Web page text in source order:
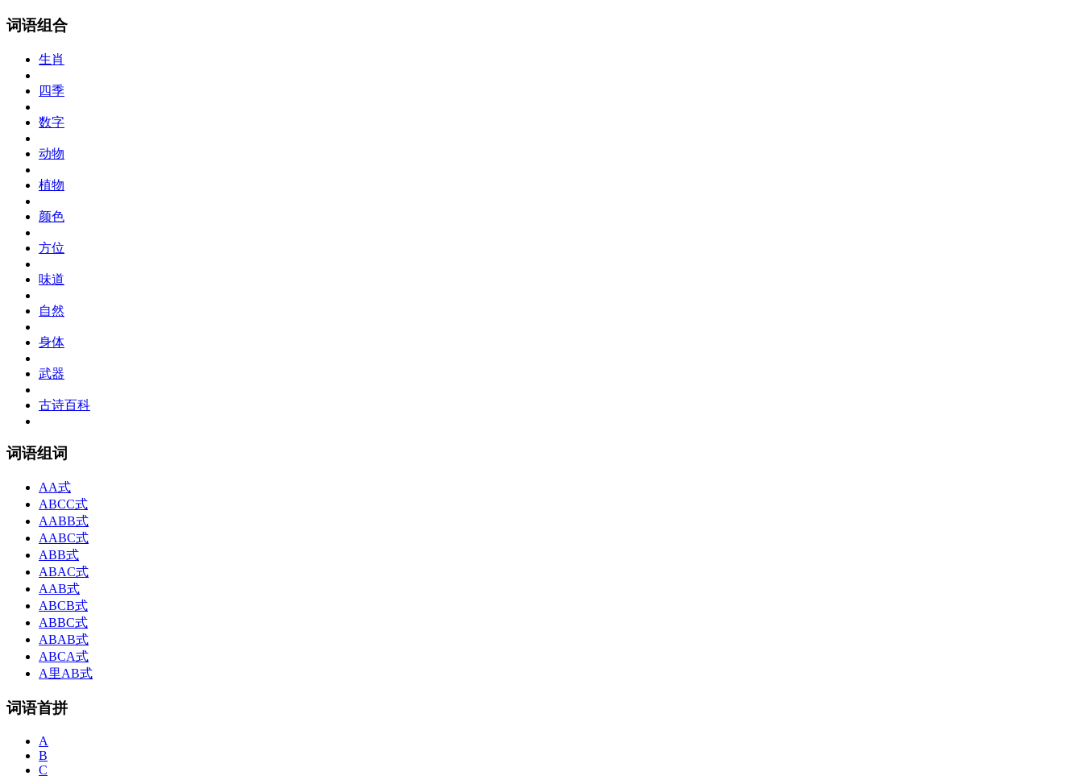
词语组合
生肖
四季
数字
动物
植物
颜色
方位
味道
自然
身体
武器
古诗百科
词语组词
AA式
ABCC式
AABB式
AABC式
ABB式
ABAC式
AAB式
ABCB式
ABBC式
ABAB式
ABCA式
A里AB式
词语首拼
A
B
C